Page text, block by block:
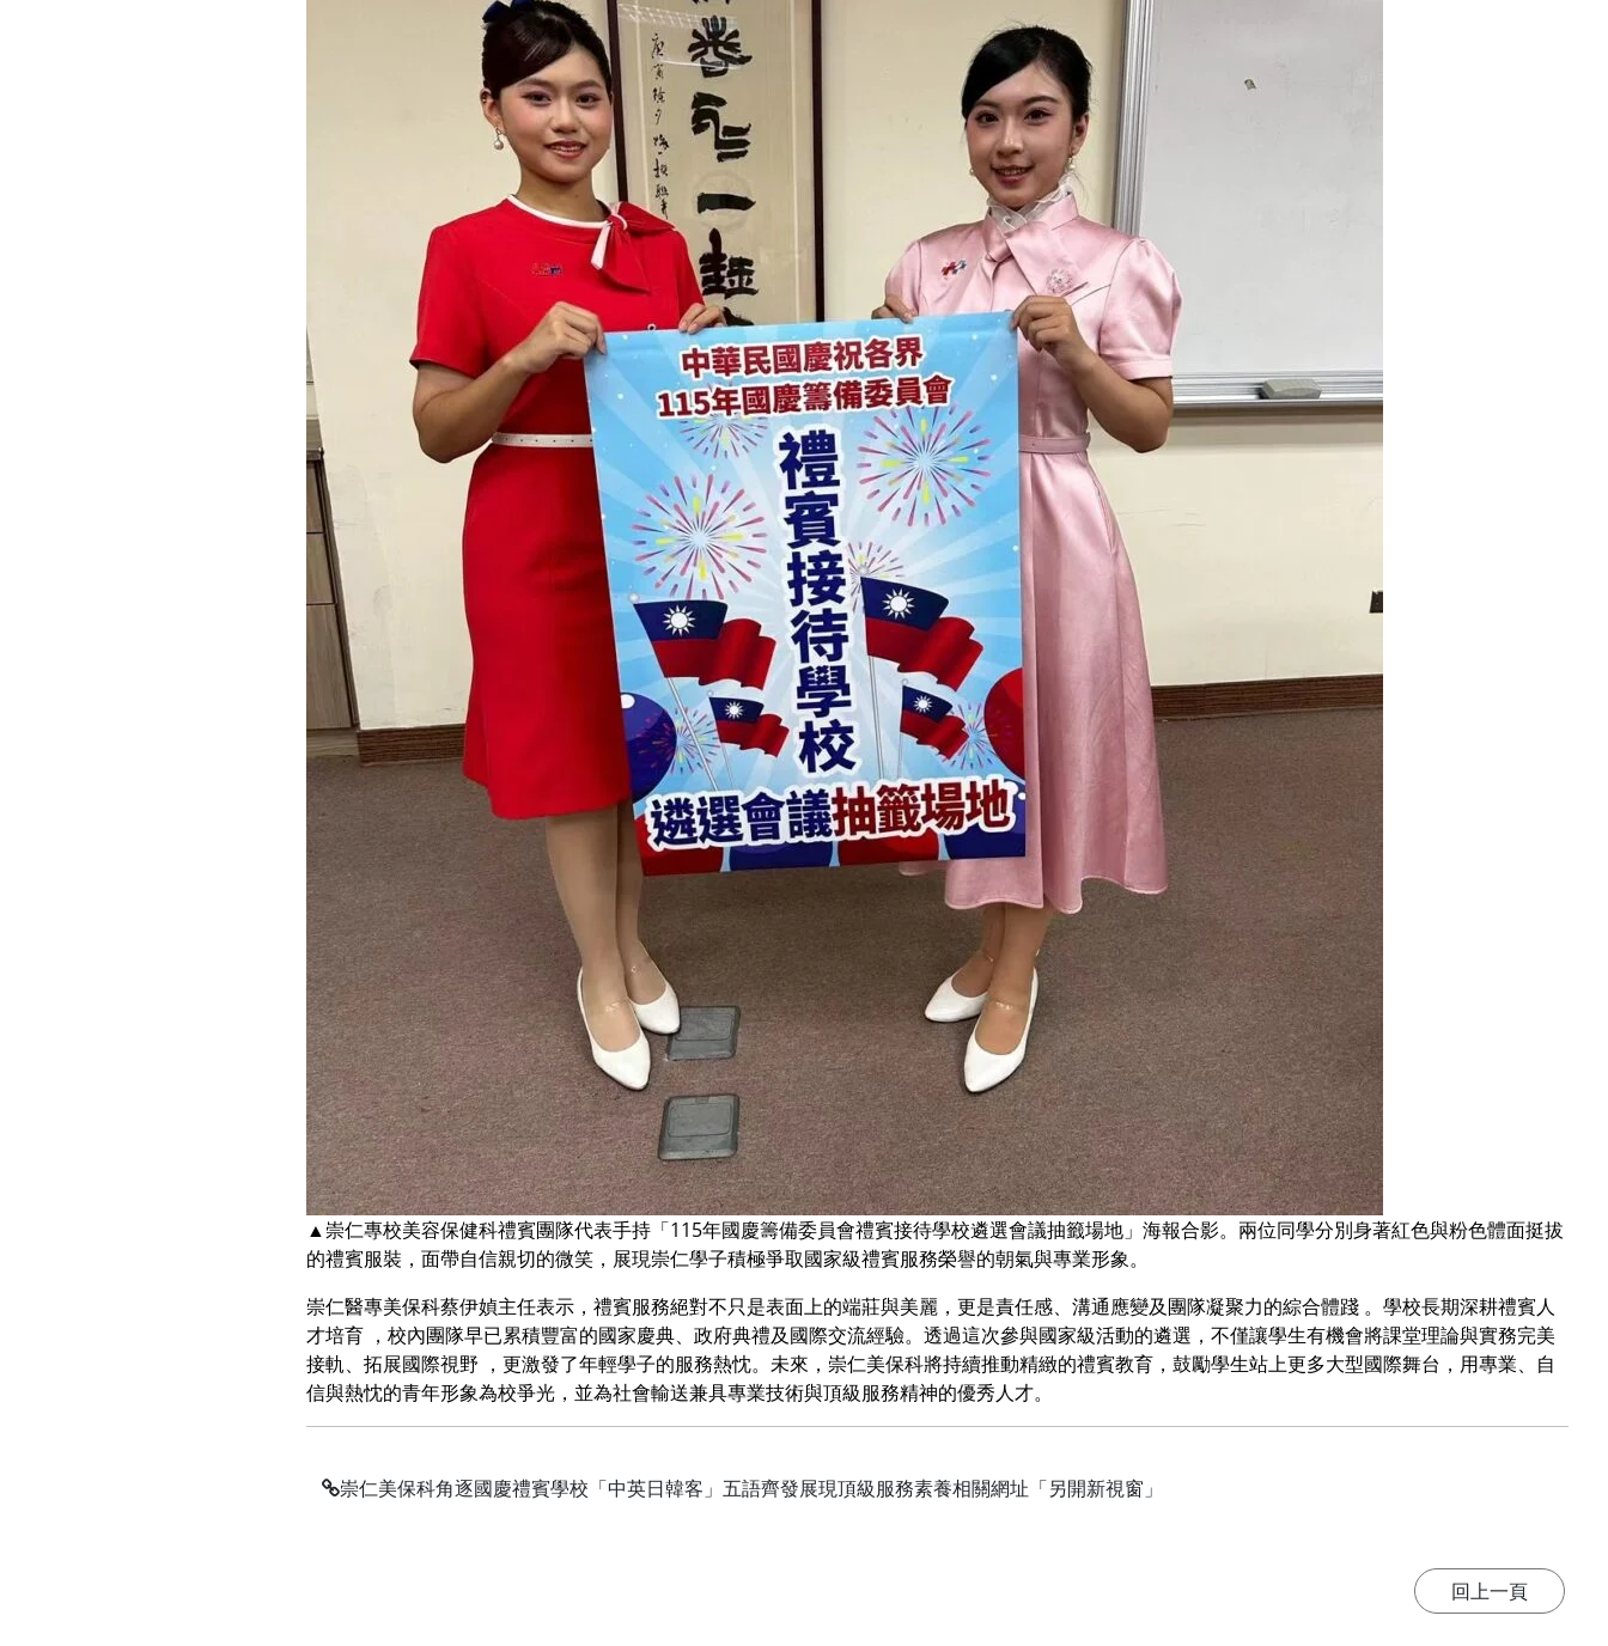
▲崇仁專校美容保健科禮賓團隊代表手持「115年國慶籌備委員會禮賓接待學校遴選會議抽籤場地」海報合影。兩位同學分別身著紅色與粉色體面挺拔
的禮賓服裝，面帶自信親切的微笑，展現崇仁學子積極爭取國家級禮賓服務榮譽的朝氣與專業形象。
崇仁醫專美保科蔡伊媜主任表示，禮賓服務絕對不只是表面上的端莊與美麗，更是責任感、溝通應變及團隊凝聚力的綜合體踐 。學校長期深耕禮賓人
才培育 ，校內團隊早已累積豐富的國家慶典、政府典禮及國際交流經驗。透過這次參與國家級活動的遴選，不僅讓學生有機會將課堂理論與實務完美
接軌、拓展國際視野 ，更激發了年輕學子的服務熱忱。未來，崇仁美保科將持續推動精緻的禮賓教育，鼓勵學生站上更多大型國際舞台，用專業、自
信與熱忱的青年形象為校爭光，並為社會輸送兼具專業技術與頂級服務精神的優秀人才。
崇仁美保科角逐國慶禮賓學校「中英日韓客」五語齊發展現頂級服務素養相關網址「另開新視窗」